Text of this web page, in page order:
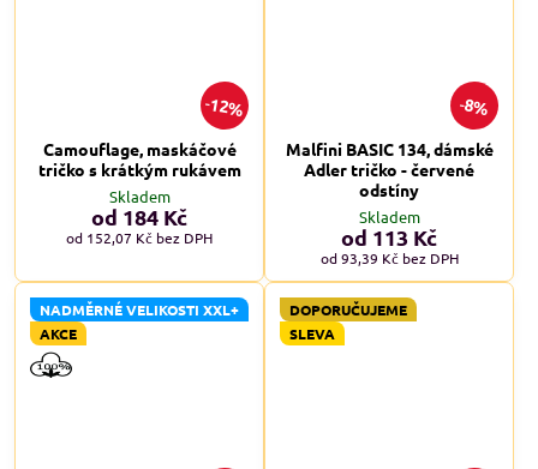
12%
Camouflage, maskáčové
tričko s krátkým rukávem
Skladem
od 184 Kč
od 152,07 Kč bez DPH
8%
Malfini BASIC 134, dámské
Adler tričko - červené
odstíny
Skladem
od 113 Kč
od 93,39 Kč bez DPH
NADMĚRNÉ VELIKOSTI XXL+
AKCE
DOPORUČUJEME
SLEVA